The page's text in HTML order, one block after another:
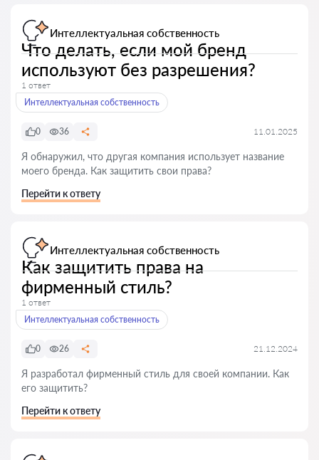
Интеллектуальная собственность
Что делать, если мой бренд
используют без разрешения?
1 ответ
Интеллектуальная собственность
0 36 11.01.2025
Я обнаружил, что другая компания использует название
моего бренда. Как защитить свои права?
Перейти к ответу
Интеллектуальная собственность
Как защитить права на
фирменный стиль?
1 ответ
Интеллектуальная собственность
0 26 21.12.2024
Я разработал фирменный стиль для своей компании. Как
его защитить?
Перейти к ответу